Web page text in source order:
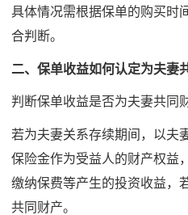
具体情况需根据保单的购买时
合判断。
二、保单收益如何认定为夫妻
判断保单收益是否为夫妻共同
若为夫妻关系存续期间，以夫
保险金作为受益人的财产权益
缴纳保费等产生的投资收益，
共同财产。